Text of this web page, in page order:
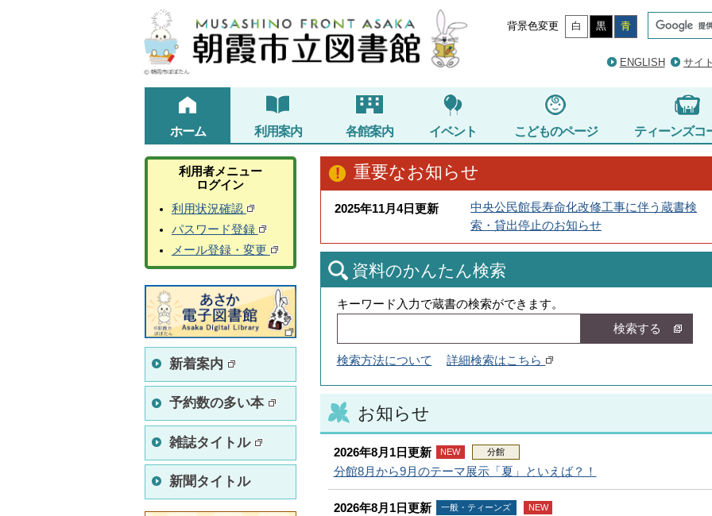
背景色変更 白 黒 青
ENGLISH サイ
ホーム 利用案内 各館案内 イベント こどものページ ティーンズコ
利用者メニュー
ログイン
利用状況確認
パスワード登録
メール登録・変更
新着案内
予約数の多い本
雑誌タイトル
新聞タイトル
重要なお知らせ
2025年11月4日更新
中央公民館長寿命化改修工事に伴う蔵書検
索・貸出停止のお知らせ
資料のかんたん検索
キーワード入力で蔵書の検索ができます。
検索方法について 詳細検索はこちら
お知らせ
2026年8月1日更新 NEW 分館
分館8月から9月のテーマ展示「夏」といえば？！
2026年8月1日更新 一般・ティーンズ NEW